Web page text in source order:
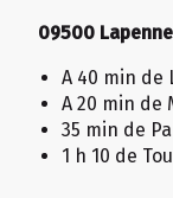
TARIFAS
09500 Lapenne
A 40 min de
A 20 min de
35 min de
1 h 10 de